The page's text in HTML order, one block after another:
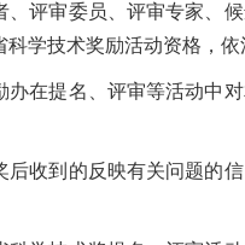
评审委员、评审专家、
科学技术奖励活动资格，
在提名、评审等活动中
收到的反映有关问题的